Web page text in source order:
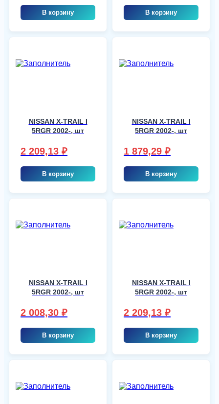
В корзину В корзину
NISSAN X-TRAIL I
5RGR 2002-, шт
2 209,13 ₽
В корзину
NISSAN X-TRAIL I
5RGR 2002-, шт
1 879,29 ₽
В корзину
NISSAN X-TRAIL I
5RGR 2002-, шт
2 008,30 ₽
В корзину
NISSAN X-TRAIL I
5RGR 2002-, шт
2 209,13 ₽
В корзину